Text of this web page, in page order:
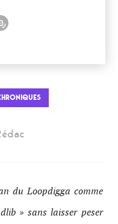
du Loopdigga comme
» sans laisser peser